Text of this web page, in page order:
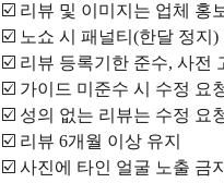
☑️ 리뷰 및 이미지는 업체 홍
☑️ 노쇼 시 패널티(한달 정지
☑️ 리뷰 등록기한 준수, 사전
☑️ 가이드 미준수 시 수정 요
☑️ 성의 없는 리뷰는 수정 요
☑️ 리뷰 6개월 이상 유지
☑️ 사진에 타인 얼굴 노출 금